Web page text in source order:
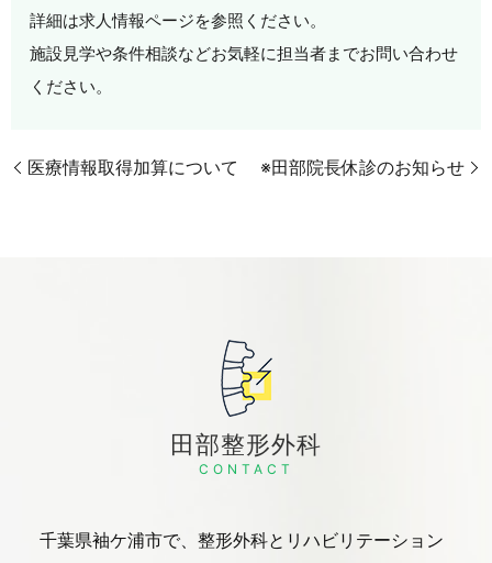
詳細は求人情報ページを参照ください。
施設見学や条件相談などお気軽に担当者までお問い合わせ
ください。
医療情報取得加算について ※田部院長休診のお知らせ
田部整形外科
CONTACT
千葉県袖ケ浦市で、整形外科とリハビリテーション